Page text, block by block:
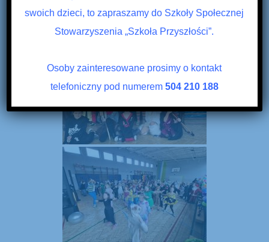
swoich dzieci, to zapraszamy do Szkoły Społecznej
Stowarzyszenia „Szkoła Przyszłości”.
Osoby zainteresowane prosimy o kontakt
telefoniczny pod numerem 504 210 188